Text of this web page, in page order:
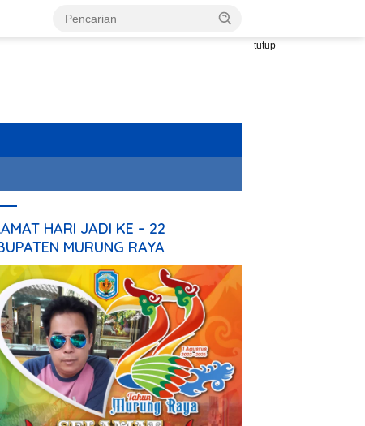
tutup
HARI JADI KE – 22
MURUNG RAYA